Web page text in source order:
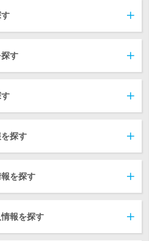
す
探す
を探す
報を探す